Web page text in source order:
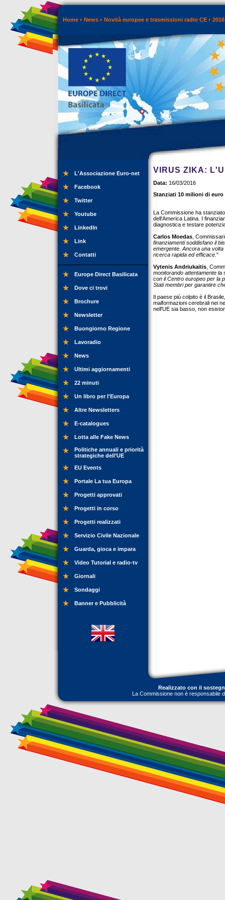
Home News Novità europee e trasmissioni radio CE 2016
L'Associazione Euro-net
Facebook
Twitter
Youtube
LinkedIn
Link
Contatti
Europe Direct Basilicata
Dove ci trovi
Brochure
Newsletter
Buongiorno Regione
Lavoradio
News
Ultimi aggiornamenti
22 minuti
Un libro per l'Europa
Altre Newsletters
E-catalogues
Lotta alle Fake News
Politiche annuali e priorità
strategiche dell’UE
EU Events
Portale La tua Europa
Progetti approvati
Progetti in corso
Progetti realizzati
Servizio Civile Nazionale
Guarda, gioca e impara
Video Tutorial e radio-tv
Giornali
Sondaggi
Banner e Pubblicità
VIRUS ZIKA:
Data: 16/03/2016
Stanziati 10 milioni di euro
La Commissione ha
dell'America Latina. I
diagnostica e testare
Carlos Moedas ,
finanziamenti soddisfano il
emergente. Ancora una
ricerca rapida ed efficace. "
Vytenis Andriukaitis ,
monitorando attentamente
con il Centro europeo per la
Stati membri per garantire
Il paese più colpito è il
malformazioni cerebrali nei
nell'UE sia basso, non
Realizzato con il
La Commissione non è responsabile